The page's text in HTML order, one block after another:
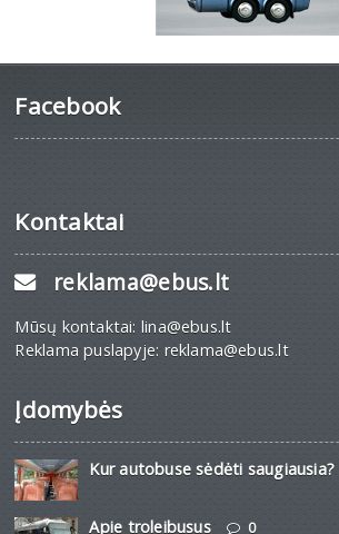
Facebook
Kontaktai
reklama@ebus.lt
Mūsų kontaktai: lina@ebus.lt
Reklama puslapyje: reklama@ebus.lt
Įdomybės
Kur autobuse sėdėti saugiausia?
Apie troleibusus 0